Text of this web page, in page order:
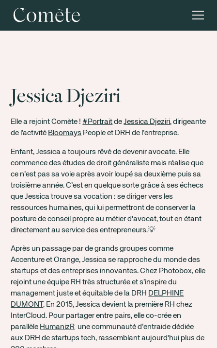
Jessica Djeziri
Elle a rejoint Comète ! #PortraitdeJessica Djeziri, dirigeante
de l’activité Bloomays People et DRH de l’entreprise.
Enfant, Jessica a toujours rêvé de devenir avocate. Elle
commence des études de droit généraliste mais réalise que
ce n’est pas sa voie après avoir loupé sa deuxième puis sa
troisième année. C’est en quelque sorte grâce à ses échecs
que Jessica trouve sa vocation : se diriger vers les
ressources humaines, qui lui permettront de conserver la
posture de conseil propre au métier d'avocat, tout en étant
directement au service des entrepreneurs.💡
Après un passage par de grands groupes comme
Accenture et Orange, Jessica se rapproche du monde des
startups et des entreprises innovantes. Chez Photobox, elle
rejoint une équipe RH très structurée et s’inspire du
management juste et équitable de la DRH DELPHINE
DUMONT. En 2015, Jessica devient la première RH chez
InterCloud. Pour partager entre pairs, elle co-crée en
parallèle HumanizR une communauté d’entraide dédiée
aux DRH de startups tech, rassemblant aujourd'hui plus de